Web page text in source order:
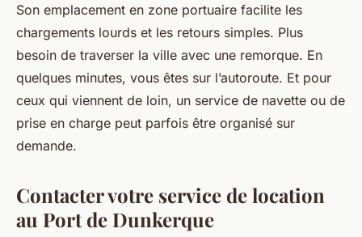
Son emplacement en zone portuaire facilite les
chargements lourds et les retours simples. Plus
besoin de traverser la ville avec une remorque. En
quelques minutes, vous êtes sur l’autoroute. Et pour
ceux qui viennent de loin, un service de navette ou de
prise en charge peut parfois être organisé sur
demande.
Contacter votre service de location
au Port de Dunkerque